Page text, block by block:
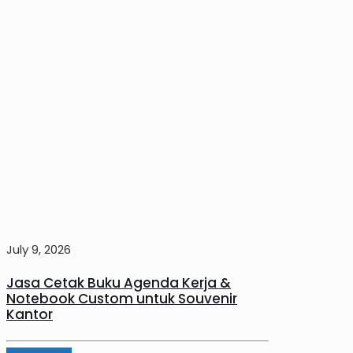
July 9, 2026
Jasa Cetak Buku Agenda Kerja &
Notebook Custom untuk Souvenir
Kantor